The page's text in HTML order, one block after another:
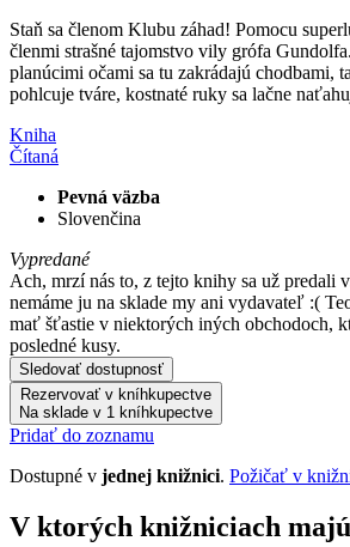
Staň sa členom Klubu záhad! Pomocu
členmi strašné tajomstvo vily grófa
planúcimi očami sa tu zakrádajú chodbami,
pohlcuje tváre, kostnaté ruky sa lačne
Kniha
Čítaná
Pevná väzba
Slovenčina
Vypredané
Ach, mrzí nás to, z tejto knihy sa už predali
nemáme ju na sklade my ani vydavateľ :(
mať šťastie v niektorých iných obchodoch,
posledné kusy.
Sledovať dostupnosť
Rezervovať v kníhkupectve
Na sklade v 1 kníhkupectve
Pridať do zoznamu
Dostupné v jednej knižnici. Požičať v
V ktorých knižniciach